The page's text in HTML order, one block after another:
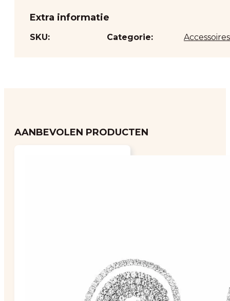
Extra informatie
SKU: Categorie: Accessoires
AANBEVOLEN PRODUCTEN